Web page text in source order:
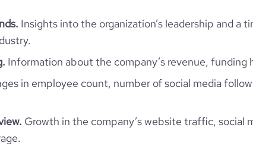
and Air-Conditioning SupplyTN
TUN
476
https://www.medclim.tn
https://www.professional-
company/medclim
Insights into the organization’s leadership and a
Information about the company’s revenue, funding
in employee count, number of social media
Growth in the company’s website traffic, social